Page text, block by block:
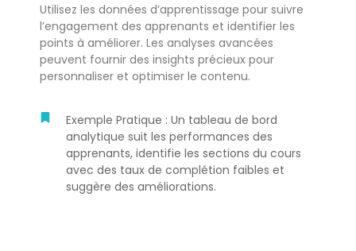
Utilisez les données d’apprentissage pour suivre
l’engagement des apprenants et identifier les
points à améliorer. Les analyses avancées
peuvent fournir des insights précieux pour
personnaliser et optimiser le contenu.
Exemple Pratique : Un tableau de bord
analytique suit les performances des
apprenants, identifie les sections du cours
avec des taux de complétion faibles et
suggère des améliorations.